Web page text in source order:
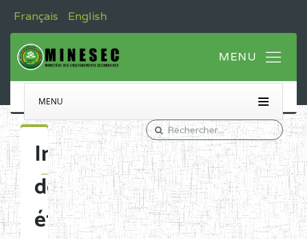
Français English
MENU
Immatriculation
des
établissements